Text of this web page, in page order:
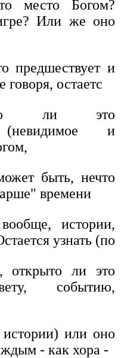
место Богом?
Или же оно
предшествует и
говоря, остаетс
ли это
(невидимое и
быть, нечто
времени
истории,
узнать (по
открыто ли это
событию,
истории) или оно
- как хора -